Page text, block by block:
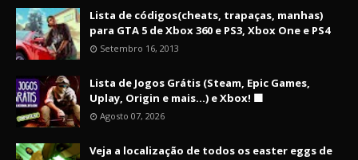
Lista de códigos(cheats, trapaças, manhas)
para GTA 5 de Xbox 360 e PS3, Xbox One e PS4
Setembro 16, 2013
Lista de Jogos Grátis (Steam, Epic Games,
Uplay, Origin e mais...) e Xbox! 🟩
Agosto 07, 2026
Veja a localização de todos os easter eggs de